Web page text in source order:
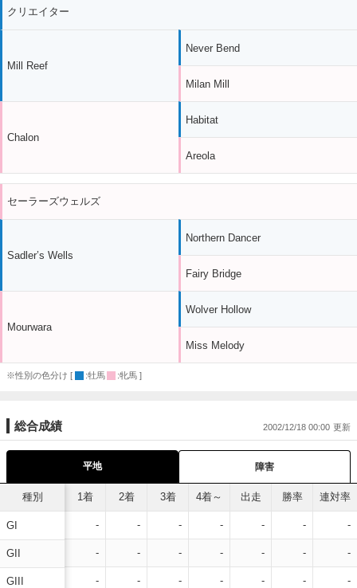
クリエイター
Mill Reef
Chalon
Never Bend
Milan Mill
Habitat
Areola
セーラーズウェルズ
Sadler’s Wells
Mourwara
Northern Dancer
Fairy Bridge
Wolver Hollow
Miss Melody
※性別の色分け [ :牡馬 :牝馬 ]
総合成績 2002/12/18 00:00
平地 障害
種別
GI
GII
GIII
1着 2着 3着 4着～ 出走 勝率 連対率
- - - - - - -
- - - - - - -
- - - - - - -